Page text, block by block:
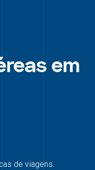
em
de viagens.